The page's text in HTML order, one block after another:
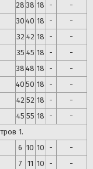
28 38 18 -
-
30 40 18 -
-
32 42 18 -
-
35 45 18 -
-
38 48 18 -
-
40 50 18 -
-
42 52 18 -
-
45 55 18 -
-
1.
6 10 10 -
-
7 11 10 -
-